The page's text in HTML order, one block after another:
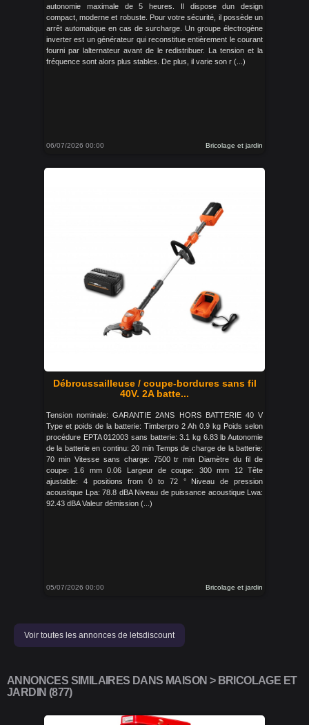
autonomie maximale de 5 heures. Il dispose dun design
compact, moderne et robuste. Pour votre sécurité, il possède un
arrêt automatique en cas de surcharge. Un groupe électrogène
inverter est un générateur qui reconstitue entièrement le courant
fourni par lalternateur avant de le redistribuer. La tension et la
fréquence sont alors plus stables. De plus, il varie son r (...)
06/07/2026 00:00 Bricolage et jardin
Débroussailleuse / coupe-bordures sans fil
40V. 2A batte...
Tension nominale: GARANTIE 2ANS HORS BATTERIE 40 V
Type et poids de la batterie: Timberpro 2 Ah 0.9 kg Poids selon
procédure EPTA 012003 sans batterie: 3.1 kg 6.83 lb Autonomie
de la batterie en continu: 20 min Temps de charge de la batterie:
70 min Vitesse sans charge: 7500 tr min Diamètre du fil de
coupe: 1.6 mm 0.06 Largeur de coupe: 300 mm 12 Tête
ajustable: 4 positions from 0 to 72 ° Niveau de pression
acoustique Lpa: 78.8 dBA Niveau de puissance acoustique Lwa:
92.43 dBA Valeur démission (...)
05/07/2026 00:00 Bricolage et jardin
Voir toutes les annonces de letsdiscount
ANNONCES SIMILAIRES DANS MAISON > BRICOLAGE ET
JARDIN (877)